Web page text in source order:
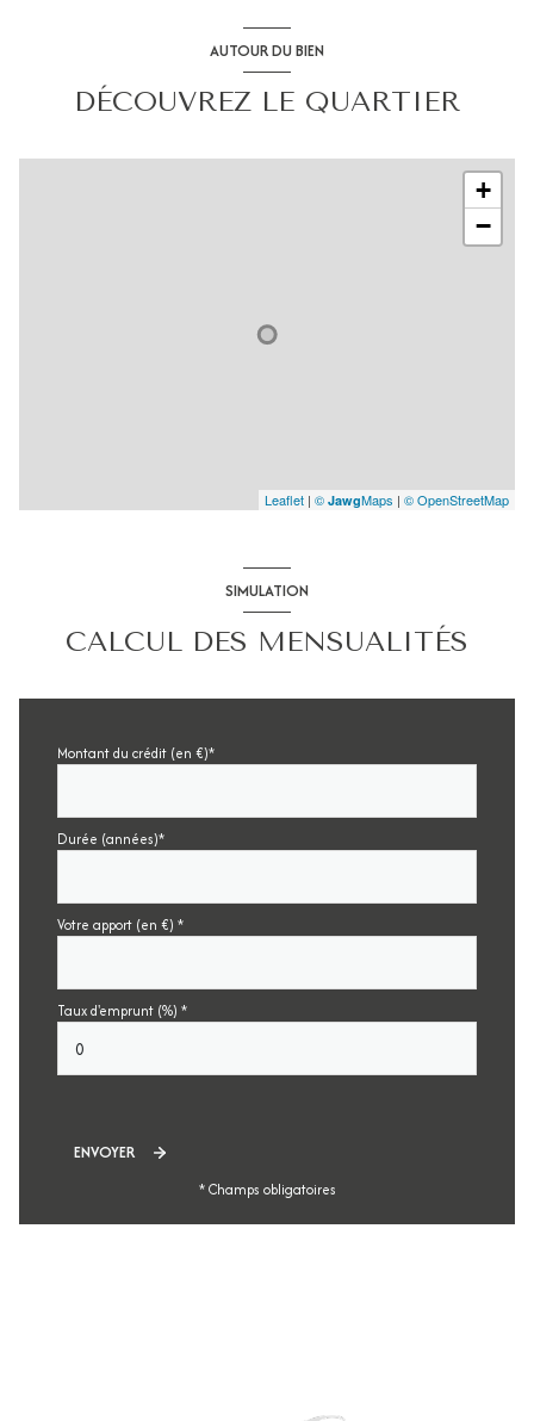
AUTOUR DU BIEN
DÉCOUVREZ LE QUARTIER
+
−
Leaflet | © JawgMaps | © OpenStreetMap
SIMULATION
CALCUL DES MENSUALITÉS
Montant du crédit (en €)*
Durée (années)*
Votre apport (en €) *
Taux d'emprunt (%) *
ENVOYER
* Champs obligatoires